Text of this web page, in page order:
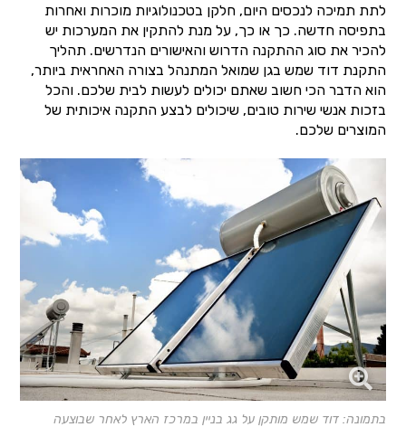
לתת תמיכה לנכסים היום, חלקן בטכנולוגיות מוכרות ואחרות
בתפיסה חדשה. כך או כך, על מנת להתקין את המערכות יש
להכיר את סוג ההתקנה הדרוש והאישורים הנדרשים. תהליך
התקנת דוד שמש בגן שמואל המתנהל בצורה האחראית ביותר,
הוא הדבר הכי חשוב שאתם יכולים לעשות לבית שלכם. והכל
בזכות אנשי שירות טובים, שיכולים לבצע התקנה איכותית של
המוצרים שלכם.
בתמונה: דוד שמש מותקן על גג בניין במרכז הארץ לאחר שבוצעה